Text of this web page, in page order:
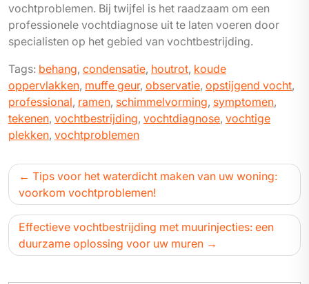
vochtproblemen. Bij twijfel is het raadzaam om een
professionele vochtdiagnose uit te laten voeren door
specialisten op het gebied van vochtbestrijding.
Tags: behang, condensatie, houtrot, koude
oppervlakken, muffe geur, observatie, opstijgend vocht,
professional, ramen, schimmelvorming, symptomen,
tekenen, vochtbestrijding, vochtdiagnose, vochtige
plekken, vochtproblemen
Bericht
navigatie
Tips voor het waterdicht maken van uw woning:
voorkom vochtproblemen!
Effectieve vochtbestrijding met muurinjecties: een
duurzame oplossing voor uw muren